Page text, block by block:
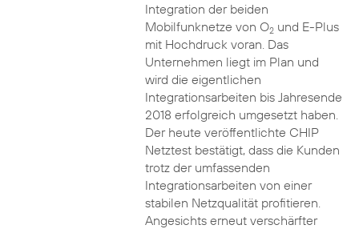
Integration der beiden
Mobilfunknetze von O2und E-Plus
mit Hochdruck voran. Das
Unternehmen liegt im Plan und
wird die eigentlichen
Integrationsarbeiten bis Jahresende
2018 erfolgreich umgesetzt haben.
Der heute veröffentlichte CHIP
Netztest bestätigt, dass die Kunden
trotz der umfassenden
Integrationsarbeiten von einer
stabilen Netzqualität profitieren.
Angesichts erneut verschärfter